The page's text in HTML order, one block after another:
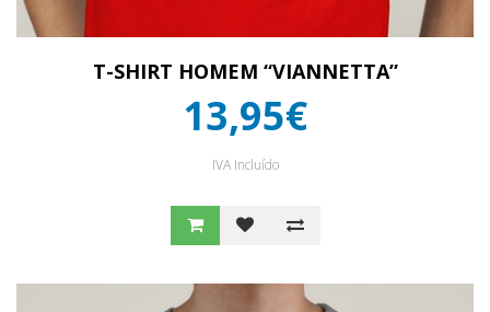
T-SHIRT HOMEM “VIANNETTA”
13,95€
IVA Incluído